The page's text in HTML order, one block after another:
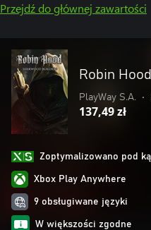
Przejdź do głównej zawartości
Robin
PlayWay S.A. •
137,49 zł
Zoptymalizowano pod
Xbox Play Anywhere
9 obsługiwane języki
W większości zgodne